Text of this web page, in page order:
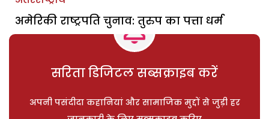
अमेरिकी राष्ट्रपति चुनाव: तुरुप का पत्ता धर्म
सरिता डिजिटल सब्सक्राइब करें
अपनी पसंदीदा कहानियां और सामाजिक मुद्दों से जुड़ी हर